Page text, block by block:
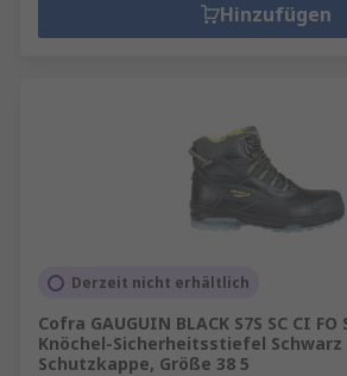
Hinzufügen
Derzeit nicht erhältlich
Cofra GAUGUIN BLACK S7S SC CI FO
Knöchel-Sicherheitsstiefel
Schutzkappe, Größe 38 5